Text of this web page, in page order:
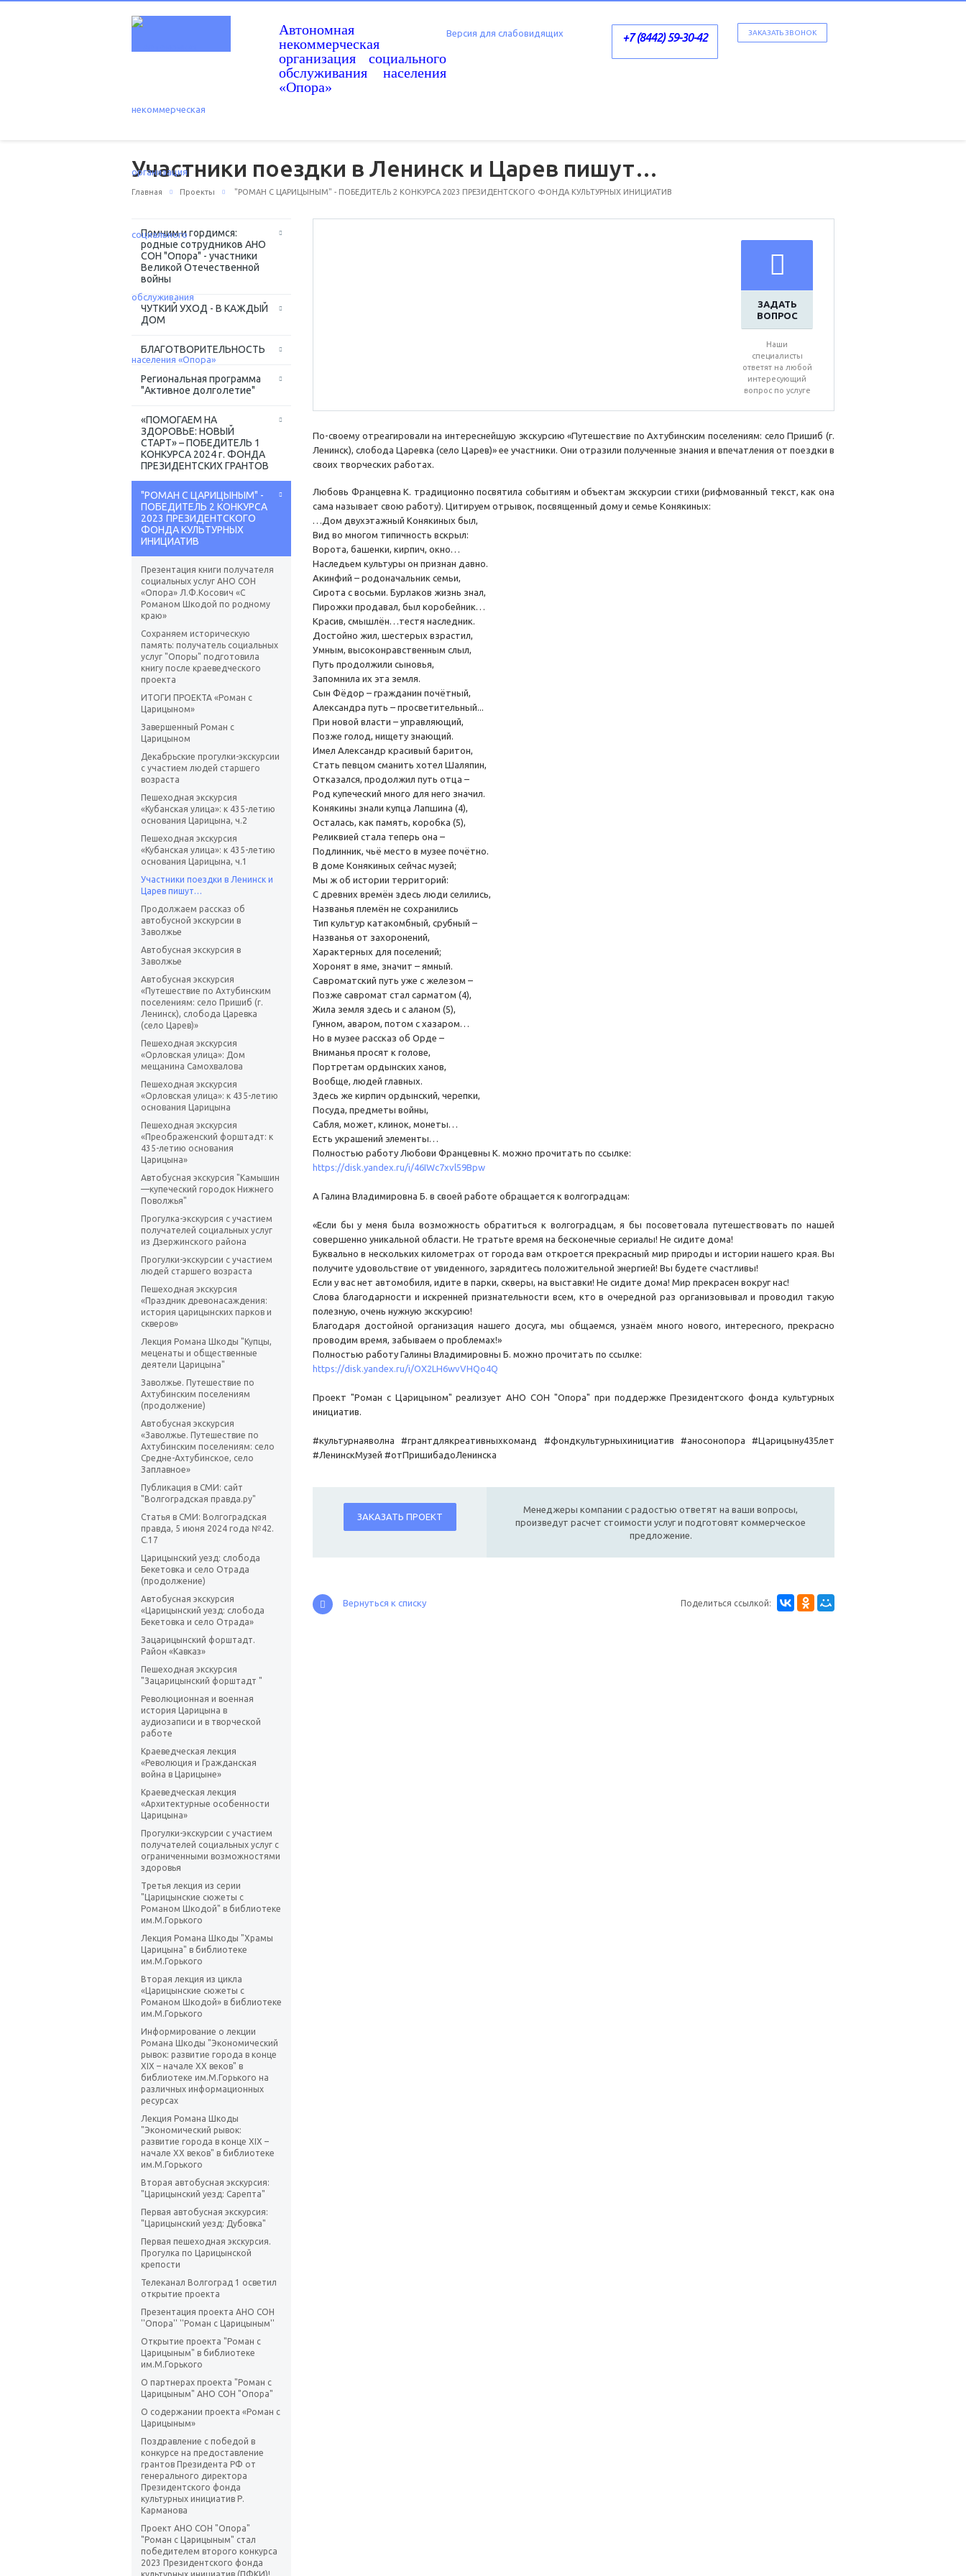
Автономная
некоммерческая
организация социального
обслуживания населения
«Опора»
ЗАКАЗАТЬ ЗВОНОК
+7 (8442) 59-30-42
Версия для слабовидящих
Участники поездки в Ленинск и Царев пишут…
Главная Проекты "РОМАН С ЦАРИЦЫНЫМ" - ПОБЕДИТЕЛЬ 2 КОНКУРСА 2023 ПРЕЗИДЕНТСКОГО ФОНДА КУЛЬТУРНЫХ ИНИЦИАТИВ
Помним и гордимся:
родные сотрудников АНО
СОН "Опора" - участники
Великой Отечественной
войны
ЧУТКИЙ УХОД - В КАЖДЫЙ
ДОМ
БЛАГОТВОРИТЕЛЬНОСТЬ
Региональная программа
"Активное долголетие"
«ПОМОГАЕМ НА
ЗДОРОВЬЕ: НОВЫЙ
СТАРТ» – ПОБЕДИТЕЛЬ 1
КОНКУРСА 2024 г. ФОНДА
ПРЕЗИДЕНТСКИХ ГРАНТОВ
"РОМАН С ЦАРИЦЫНЫМ" -
ПОБЕДИТЕЛЬ 2 КОНКУРСА
2023 ПРЕЗИДЕНТСКОГО
ФОНДА КУЛЬТУРНЫХ
ИНИЦИАТИВ
Презентация книги получателя
социальных услуг АНО СОН
«Опора» Л.Ф.Косович «С
Романом Шкодой по родному
краю»
Сохраняем историческую
память: получатель социальных
услуг "Опоры" подготовила
книгу после краеведческого
проекта
ИТОГИ ПРОЕКТА «Роман с
Царицыном»
Завершенный Роман с
Царицыном
Декабрьские прогулки-экскурсии
с участием людей старшего
возраста
Пешеходная экскурсия
«Кубанская улица»: к 435-летию
основания Царицына, ч.2
Пешеходная экскурсия
«Кубанская улица»: к 435-летию
основания Царицына, ч.1
Участники поездки в Ленинск и
Царев пишут…
Продолжаем рассказ об
автобусной экскурсии в
Заволжье
Автобусная экскурсия в
Заволжье
Автобусная экскурсия
«Путешествие по Ахтубинским
поселениям: село Пришиб (г.
Ленинск), слобода Царевка
(село Царев)»
Пешеходная экскурсия
«Орловская улица»: Дом
мещанина Самохвалова
Пешеходная экскурсия
«Орловская улица»: к 435-летию
основания Царицына
Пешеходная экскурсия
«Преображенский форштадт: к
435-летию основания
Царицына»
Автобусная экскурсия "Камышин
—купеческий городок Нижнего
Поволжья"
Прогулка-экскурсия с участием
получателей социальных услуг
из Дзержинского района
Прогулки-экскурсии с участием
людей старшего возраста
Пешеходная экскурсия
«Праздник древонасаждения:
история царицынских парков и
скверов»
Лекция Романа Шкоды "Купцы,
меценаты и общественные
деятели Царицына"
Заволжье. Путешествие по
Ахтубинским поселениям
(продолжение)
Автобусная экскурсия
«Заволжье. Путешествие по
Ахтубинским поселениям: село
Средне-Ахтубинское, село
Заплавное»
Публикация в СМИ: сайт
"Волгоградская правда.ру"
Статья в СМИ: Волгоградская
правда, 5 июня 2024 года №42.
С.17
Царицынский уезд: слобода
Бекетовка и село Отрада
(продолжение)
Автобусная экскурсия
«Царицынский уезд: слобода
Бекетовка и село Отрада»
Зацарицынский форштадт.
Район «Кавказ»
Пешеходная экскурсия
"Зацарицынский форштадт "
Революционная и военная
история Царицына в
аудиозаписи и в творческой
работе
Краеведческая лекция
«Революция и Гражданская
война в Царицыне»
Краеведческая лекция
«Архитектурные особенности
Царицына»
Прогулки-экскурсии с участием
получателей социальных услуг с
ограниченными возможностями
здоровья
Третья лекция из серии
"Царицынские сюжеты с
Романом Шкодой" в библиотеке
им.М.Горького
Лекция Романа Шкоды "Храмы
Царицына" в библиотеке
им.М.Горького
Вторая лекция из цикла
«Царицынские сюжеты с
Романом Шкодой» в библиотеке
им.М.Горького
Информирование о лекции
Романа Шкоды "Экономический
рывок: развитие города в конце
XIX – начале XX веков" в
библиотеке им.М.Горького на
различных информационных
ресурсах
Лекция Романа Шкоды
"Экономический рывок:
развитие города в конце XIX –
начале XX веков" в библиотеке
им.М.Горького
Вторая автобусная экскурсия:
"Царицынский уезд: Сарепта"
Первая автобусная экскурсия:
"Царицынский уезд: Дубовка"
Первая пешеходная экскурсия.
Прогулка по Царицынской
крепости
Телеканал Волгоград 1 осветил
открытие проекта
Презентация проекта АНО СОН
''Опора'' ''Роман с Царицыным''
Открытие проекта "Роман с
Царицыным" в библиотеке
им.М.Горького
О партнерах проекта "Роман с
Царицыным" АНО СОН "Опора"
О содержании проекта «Роман с
Царицыным»
Поздравление с победой в
конкурсе на предоставление
грантов Президента РФ от
генерального директора
Президентского фонда
культурных инициатив Р.
Карманова
Проект АНО СОН "Опора"
"Роман с Царицыным" стал
победителем второго конкурса
2023 Президентского фонда
ЗАДАТЬ
ВОПРОС
Наши
специалисты
ответят на любой
интересующий
вопрос по услуге
По-своему отреагировали на интереснейшую экскурсию «Путешествие по Ахтубинским поселениям: село Пришиб (г.
Ленинск), слобода Царевка (село Царев)» ее участники. Они отразили полученные знания и впечатления от поездки в
своих творческих работах.
Любовь Францевна К. традиционно посвятила событиям и объектам экскурсии стихи (рифмованный текст, как она
сама называет свою работу). Цитируем отрывок, посвященный дому и семье Конякиных:
…Дом двухэтажный Конякиных был,
Вид во многом типичность вскрыл:
Ворота, башенки, кирпич, окно…
Наследьем культуры он признан давно.
Акинфий – родоначальник семьи,
Сирота с восьми. Бурлаков жизнь знал,
Пирожки продавал, был коробейник…
Красив, смышлён…тестя наследник.
Достойно жил, шестерых взрастил,
Умным, высоконравственным слыл,
Путь продолжили сыновья,
Запомнила их эта земля.
Сын Фёдор – гражданин почётный,
Александра путь – просветительный...
При новой власти – управляющий,
Позже голод, нищету знающий.
Имел Александр красивый баритон,
Стать певцом сманить хотел Шаляпин,
Отказался, продолжил путь отца –
Род купеческий много для него значил.
Конякины знали купца Лапшина (4),
Осталась, как память, коробка (5),
Реликвией стала теперь она –
Подлинник, чьё место в музее почётно.
В доме Конякиных сейчас музей;
Мы ж об истории территорий:
С древних времён здесь люди селились,
Названья племён не сохранились
Тип культур катакомбный, срубный –
Названья от захоронений,
Характерных для поселений;
Хоронят в яме, значит – ямный.
Савроматский путь уже с железом –
Позже савромат стал сарматом (4),
Жила земля здесь и с аланом (5),
Гунном, аваром, потом с хазаром…
Но в музее рассказ об Орде –
Вниманья просят к голове,
Портретам ордынских ханов,
Вообще, людей главных.
Здесь же кирпич ордынский, черепки,
Посуда, предметы войны,
Сабля, может, клинок, монеты…
Есть украшений элементы…
Полностью работу Любови Францевны К. можно прочитать по ссылке:
https://disk.yandex.ru/i/46IWc7xvl59Bpw
А Галина Владимировна Б. в своей работе обращается к волгоградцам:
«Если бы у меня была возможность обратиться к волгоградцам, я бы посоветовала путешествовать по нашей
совершенно уникальной области. Не тратьте время на бесконечные сериалы! Не сидите дома!
Буквально в нескольких километрах от города вам откроется прекрасный мир природы и истории нашего края. Вы
получите удовольствие от увиденного, зарядитесь положительной энергией! Вы будете счастливы!
Если у вас нет автомобиля, идите в парки, скверы, на выставки! Не сидите дома! Мир прекрасен вокруг нас!
Слова благодарности и искренней признательности всем, кто в очередной раз организовывал и проводил такую
полезную, очень нужную экскурсию!
Благодаря достойной организация нашего досуга, мы общаемся, узнаём много нового, интересного, прекрасно
проводим время, забываем о проблемах!»
Полностью работу Галины Владимировны Б. можно прочитать по ссылке:
https://disk.yandex.ru/i/OX2LH6wvVHQo4Q
Проект "Роман с Царицыном" реализует АНО СОН "Опора" при поддержке Президентского фонда культурных
инициатив.
#культурнаяволна #грантдлякреативныхкоманд #фондкультурныхинициатив #аносонопора #Царицыну435лет
#ЛенинскМузей #отПришибадоЛенинска
ЗАКАЗАТЬ ПРОЕКТ
Менеджеры компании с радостью ответят на ваши вопросы,
произведут расчет стоимости услуг и подготовят коммерческое
предложение.
Поделиться ссылкой:
Вернуться к списку